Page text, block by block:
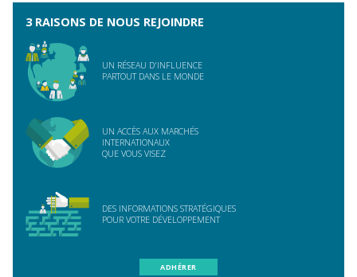
3 RAISONS DE NOUS REJOINDRE
UN RÉSEAU D'INFLUENCE
PARTOUT DANS LE MONDE
UN ACCÈS AUX MARCHÉS
INTERNATIONAUX
QUE VOUS VISEZ
DES INFORMATIONS STRATÉGIQUES
POUR VOTRE DÉVELOPPEMENT
ADHÉRER